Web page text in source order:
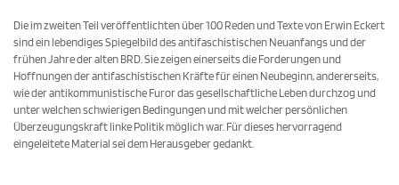
Die im zweiten Teil veröffentlichten über 100 Reden und Texte von Erwin Eckert
sind ein lebendiges Spie­gelbild des antifaschistischen Neuanfangs und der
frühen Jahre der alten BRD. Sie zeigen einerseits die Forderungen und
Hoffnungen der antifaschistischen Kräfte für einen Neubeginn, andererseits,
wie der antikommunistische Furor das gesellschaftliche Leben durchzog und
unter welchen schwierigen Bedingun­gen und mit welcher persönlichen
Überzeugungskraft linke Politik möglich war. Für dieses hervorragend
eingeleitete Material sei dem Herausgeber gedankt.